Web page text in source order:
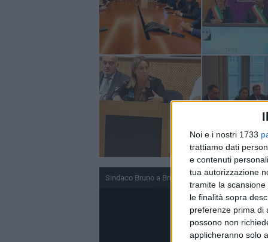
Noi e i nostri 1733
trattiamo dati
e contenuti
tua autorizzazione
tramite la
le finalità sopra
preferenze prima di
possono non
applicheranno solo
Sindaco Bruno a Bruxelles con delegazione enti